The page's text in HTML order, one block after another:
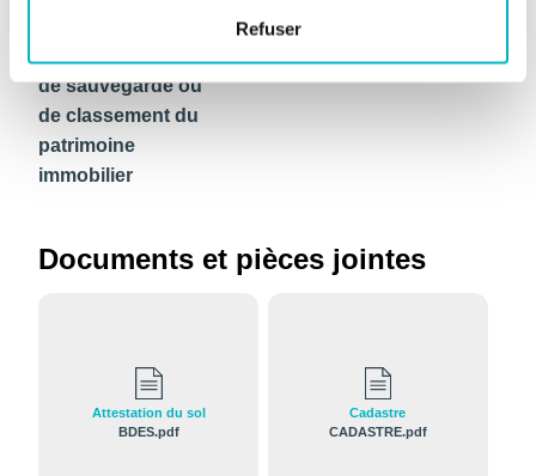
Refuser
du patrimoine
Inscription à la liste
de sauvegarde ou
de classement du
patrimoine
immobilier
Non
Documents et pièces jointes
Attestation du sol
BDES.pdf
Cadastre
CADASTRE.pdf